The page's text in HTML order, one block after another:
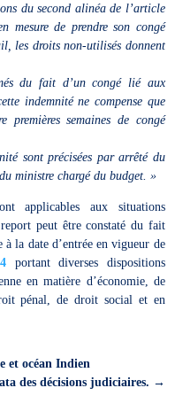
du second alinéa de l’article
mesure de prendre son congé
les droits non-utilisés donnent
du fait d’un congé lié aux
indemnité ne compense que
premières semaines de congé
sont précisées par arrêté du
ministre chargé du budget. »
applicables aux situations
peut être constaté du fait
à la date d’entrée en vigueur de
portant diverses dispositions
en matière d’économie, de
pénal, de droit social et en
et océan Indien
des décisions judiciaires. →